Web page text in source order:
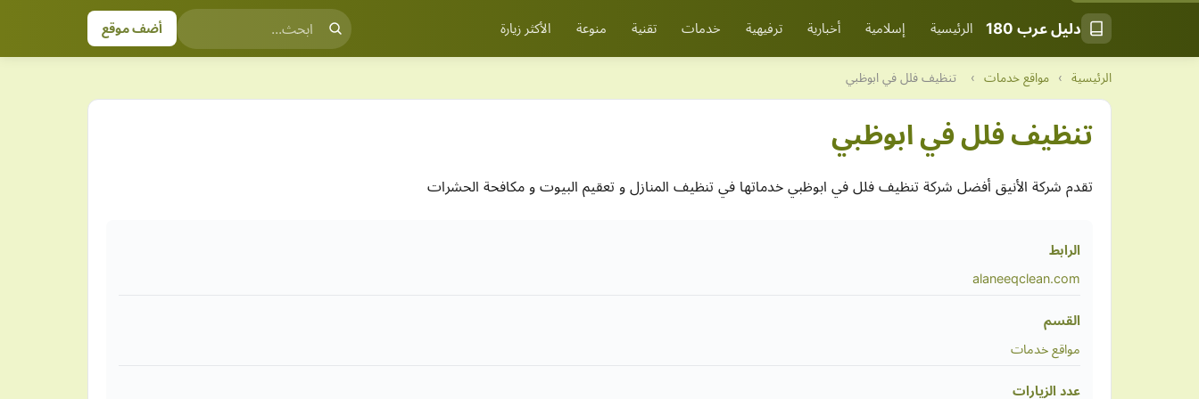
دليل عرب 180 الرئيسية إسلامية أخبارية ترفيهية خدمات تقنية منوعة الأكثر زيارة أضف موقع
الرئيسية › مواقع خدمات › تنظيف فلل في ابوظبي
تنظيف فلل في ابوظبي
تقدم شركة الأنيق أفضل شركة تنظيف فلل في ابوظبي خدماتها في تنظيف المنازل و تعقيم البيوت و مكافحة الحشرات
الرابط
alaneeqclean.com
القسم
مواقع خدمات
عدد الزيارات